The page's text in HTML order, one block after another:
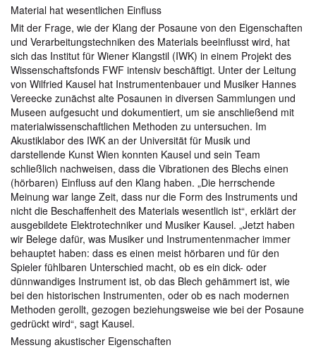
Material hat wesentlichen Einfluss
Mit der Frage, wie der Klang der Posaune von den Eigenschaften
und Verarbeitungstechniken des Materials beeinflusst wird, hat
sich das Institut für Wiener Klangstil (IWK) in einem Projekt des
Wissenschaftsfonds FWF intensiv beschäftigt. Unter der Leitung
von Wilfried Kausel hat Instrumentenbauer und Musiker Hannes
Vereecke zunächst alte Posaunen in diversen Sammlungen und
Museen aufgesucht und dokumentiert, um sie anschließend mit
materialwissenschaftlichen Methoden zu untersuchen. Im
Akustiklabor des IWK an der Universität für Musik und
darstellende Kunst Wien konnten Kausel und sein Team
schließlich nachweisen, dass die Vibrationen des Blechs einen
(hörbaren) Einfluss auf den Klang haben. „Die herrschende
Meinung war lange Zeit, dass nur die Form des Instruments und
nicht die Beschaffenheit des Materials wesentlich ist“, erklärt der
ausgebildete Elektrotechniker und Musiker Kausel. „Jetzt haben
wir Belege dafür, was Musiker und Instrumentenmacher immer
behauptet haben: dass es einen meist hörbaren und für den
Spieler fühlbaren Unterschied macht, ob es ein dick- oder
dünnwandiges Instrument ist, ob das Blech gehämmert ist, wie
bei den historischen Instrumenten, oder ob es nach modernen
Methoden gerollt, gezogen beziehungsweise wie bei der Posaune
gedrückt wird“, sagt Kausel.
Messung akustischer Eigenschaften